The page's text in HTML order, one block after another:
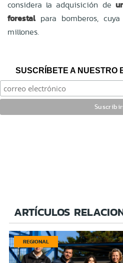
considera la adquisición de
forestal para bomberos,
millones.
SUSCRÍBETE A NUESTRO
ARTÍCULOS
REGIONAL